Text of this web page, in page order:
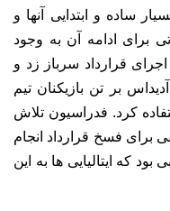
ساده و ابتدایی آنها و
برای ادامه آن به وجود
قرارداد سرباز زد و
بر تن بازیکنان تیم
کرد. فدراسیون تلاش
برای فسخ قرارداد انجام
که ایتالیایی ها به این